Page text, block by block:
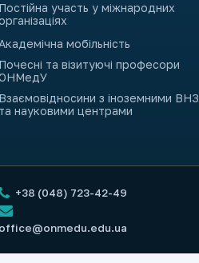
Постійна участь у міжнародних
мобільність
Почесні та візитуючі професори
Взаємовідносини з іноземними ВНЗ
та науковими центрами
+38 (048) 723-42-49
office@onmedu.edu.ua